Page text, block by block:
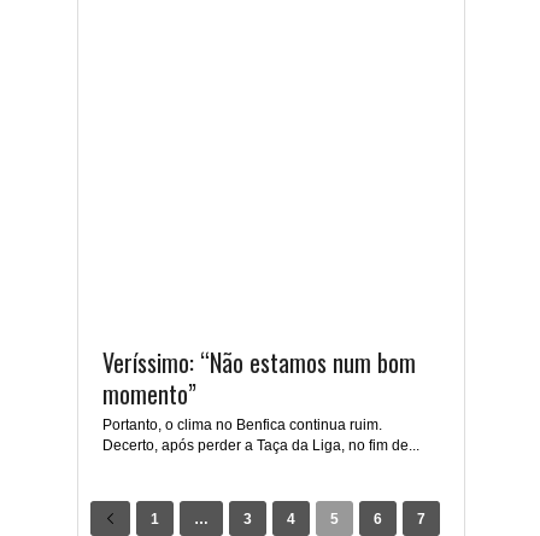
Veríssimo: “Não estamos num bom
momento”
Portanto, o clima no Benfica continua ruim.
Decerto, após perder a Taça da Liga, no fim de...
1 … 3 4 5 6 7